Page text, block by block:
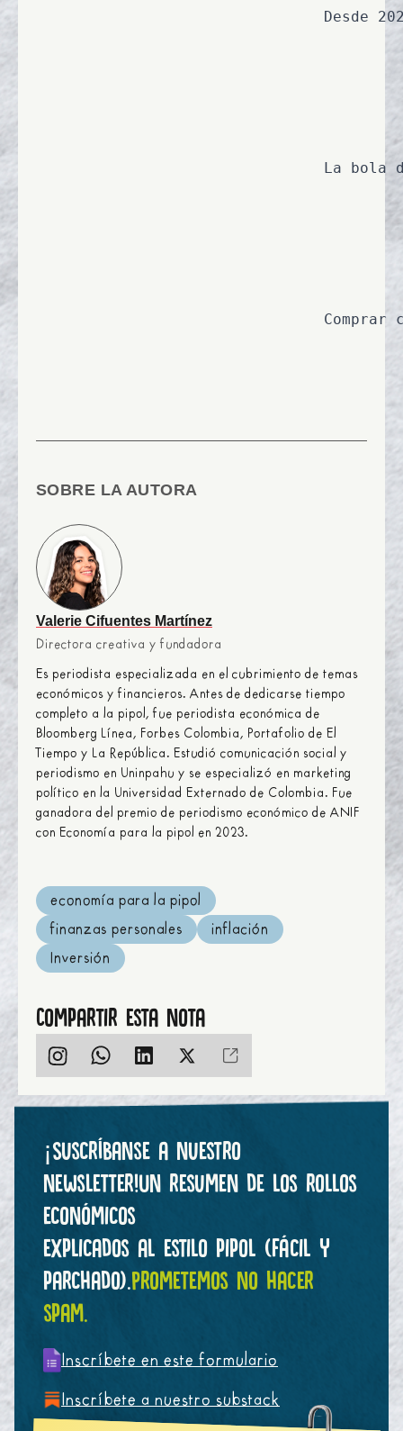
## [Tres métodos para salir de deudas](https://economiaparalapipol.com/
SOBRE LA AUTORA
Valerie Cifuentes Martínez
Directora creativa y fundadora
Es periodista especializada en el cubrimiento de temas
económicos y financieros. Antes de dedicarse tiempo
completo a la pipol, fue periodista económica de
Bloomberg Línea, Forbes Colombia, Portafolio de El
Tiempo y La República. Estudió comunicación social y
periodismo en Uninpahu y se especializó en marketing
político en la Universidad Externado de Colombia. Fue
ganadora del premio de periodismo económico de ANIF
con Economía para la pipol en 2023.
economía para la pipol
finanzas personales
inflación
Inversión
Compartir esta nota
¡Suscríbanse a nuestro
newsletter!Un resumen de los rollos
económicos
explicados al estilo pipol (fácil y
parchado). Prometemos no hacer
spam.
Inscríbete en este formulario
Inscríbete a nuestro substack